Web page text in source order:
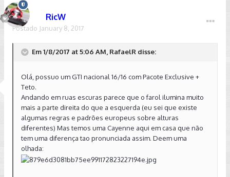
RicW
Postado January 8, 2017
Em 1/8/2017 at 5:06 AM, RafaelR disse:
Olá, possuo um GTI nacional 16/16 com Pacote Exclusive +
Teto.
Andando em ruas escuras parece que o farol ilumina muito
mais a parte direita do que a esquerda (eu sei que existe
algumas regras e padrões europeus sobre alturas
diferentes) Mas temos uma Cayenne aqui em casa que não
tem uma diferença tao pronunciada assim. Deem uma
olhada: